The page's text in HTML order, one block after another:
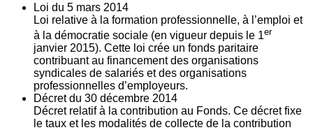
Loi du 5 mars 2014
Loi relative à la formation professionnelle, à l’emploi et
à la démocratie sociale (en vigueur depuis le 1er
janvier 2015). Cette loi crée un fonds paritaire
contribuant au financement des organisations
syndicales de salariés et des organisations
professionnelles d’employeurs.
Décret du 30 décembre 2014
Décret relatif à la contribution au Fonds. Ce décret fixe
le taux et les modalités de collecte de la contribution